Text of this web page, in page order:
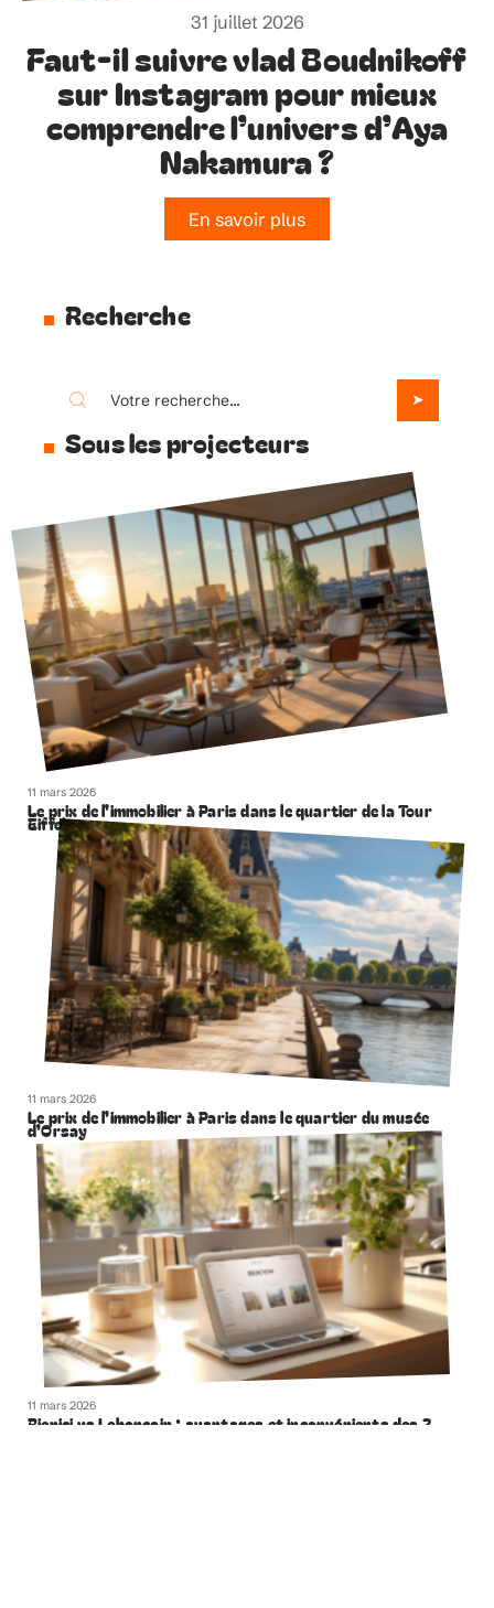
31 juillet 2026
Faut-il suivre vlad Boudnikoff
sur Instagram pour mieux
comprendre l’univers d’Aya
Nakamura ?
En savoir plus
Recherche
Sous les projecteurs
11 mars 2026
Le prix de l’immobilier à Paris dans le quartier de la Tour
Eiffel
11 mars 2026
Le prix de l’immobilier à Paris dans le quartier du musée
d’Orsay
11 mars 2026
Bienici vs Leboncoin : avantages et inconvénients des 2